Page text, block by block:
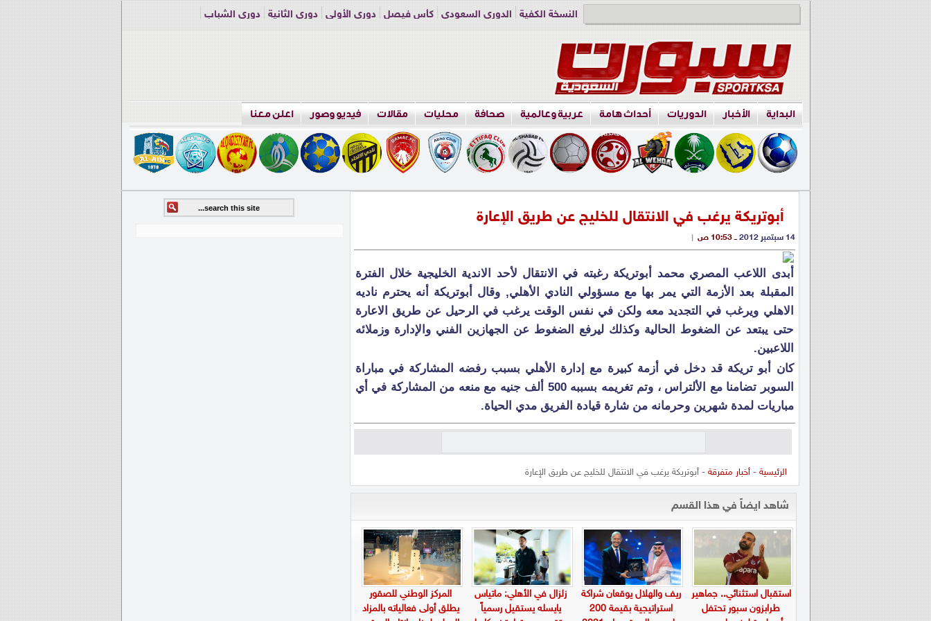
النسخة الكفية الدوري السعودي كأس فيصل دوري الأولى دوري الثانية
دوري الشباب
البداية الأخبار الدوريات أحداث هامة عربية وعالمية صحافة محليات مقالات فيديو وصور اعلن معنا
أبوتريكة يرغب في الانتقال للخليج عن طريق الإعارة
14 سبتمبر 2012 ــ 10:53 ص |
أبدى اللاعب المصري محمد أبوتريكة رغبته في الانتقال لأحد الاندية الخليجية خلال الفترة
المقبلة بعد الأزمة التي يمر بها مع مسؤولي النادي الأهلي, وقال أبوتريكة أنه يحترم ناديه
الاهلي ويرغب في التجديد معه ولكن في نفس الوقت يرغب في الرحيل عن طريق الاعارة
حتى يبتعد عن الضغوط الحالية وكذلك ليرفع الضغوط عن الجهازين الفني والإدارة وزملائه
اللاعبين.
كان أبو تريكة قد دخل في أزمة كبيرة مع إدارة الأهلي بسبب رفضه المشاركة في مباراة
السوبر تضامنا مع الألتراس ، وتم تغريمه بسببه 500 ألف جنيه مع منعه من المشاركة في أي
مباريات لمدة شهرين وحرمانه من شارة قيادة الفريق مدي الحياة.
الرئيسية -أخبار متفرقة - أبوتريكة يرغب في الانتقال للخليج عن طريق الإعارة
شاهد ايضاً في هذا القسم
استقبال استثنائي.. جماهير
طرابزون سبور تحتفل
ريف والهلال يوقعان شراكة
استراتيجية بقيمة 200
زلزال في الأهلي: ماتياس
يايسله يستقيل رسمياً
المركز الوطني للصقور
يطلق أولى فعالياته بالمزاد